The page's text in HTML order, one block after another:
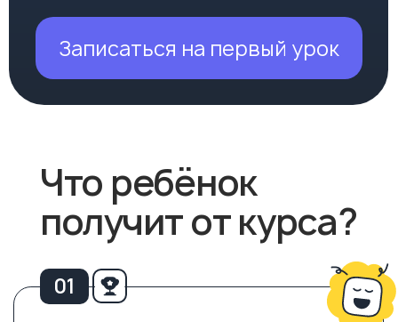
на разработке игр и приложений
с увеличивающейся сложностью.
Дети осваивают создание чат-
ботов и веб‑приложений. Курс
из которых расширяет знания
в программи­ровании.
01
Что ребёнок
получит от курса?